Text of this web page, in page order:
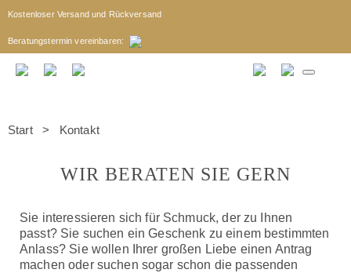
Kostenloser Versand und Rückversand
Beratungstermin vereinbaren:
Start> Kontakt
WIR BERATEN SIE GERN
Sie interessieren sich für Schmuck, der zu Ihnen
passt? Sie suchen ein Geschenk zu einem bestimmten
Anlass? Sie wollen Ihrer großen Liebe einen Antrag
machen oder suchen sogar schon die passenden